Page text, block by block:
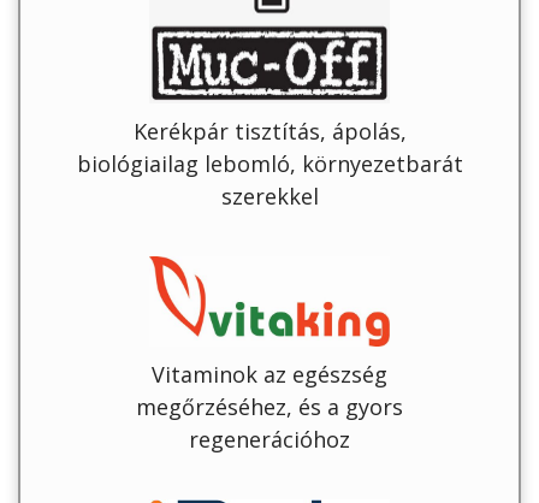
Kerékpár tisztítás, ápolás,
biológiailag lebomló, környezetbarát
szerekkel
Vitaminok az egészség
megőrzéséhez, és a gyors
regenerációhoz